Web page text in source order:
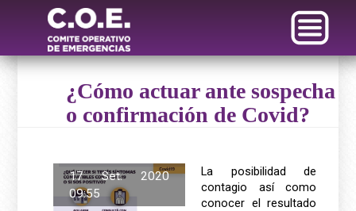
¿Cómo actuar ante sospecha
o confirmación de Covid?
17 Set. 2020
09:55
La posibilidad de
contagio así como
conocer el resultado